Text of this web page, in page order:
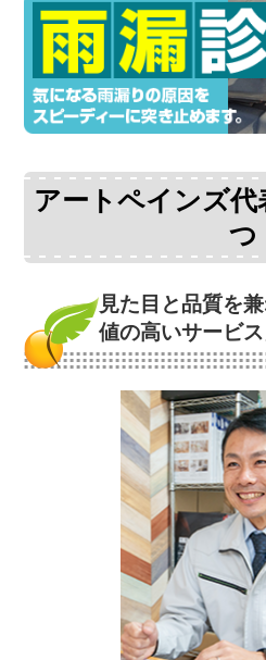
アートペインズ代
つ
見た目と品質を
値の高いサービ